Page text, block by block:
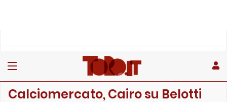
Calciomercato, Cairo su Belotti